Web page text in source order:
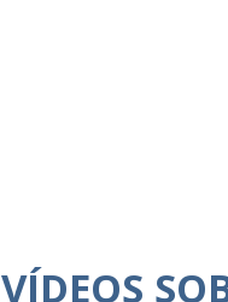
VÍDEOS